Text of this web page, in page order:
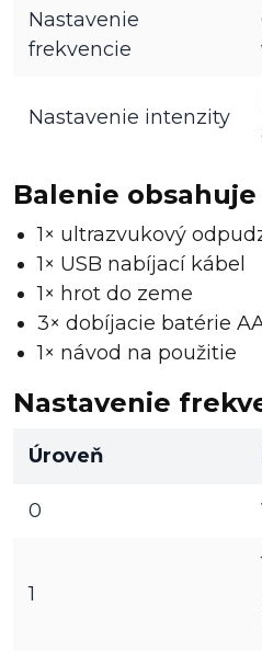
Nastavenie
frekvencie
Nastavenie intenzity
Balenie obsahuje
1× ultrazvukový
1× USB nabíjací kábel
1× hrot do zeme
3× dobíjacie batérie
1× návod na použitie
Nastavenie
Úroveň
0
1